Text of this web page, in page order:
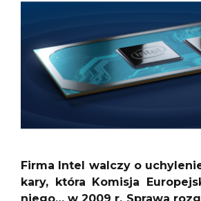
Firma Intel walczy o
kary, która Komisja